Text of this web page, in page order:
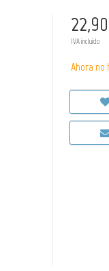
IVA incluido
Ahora no